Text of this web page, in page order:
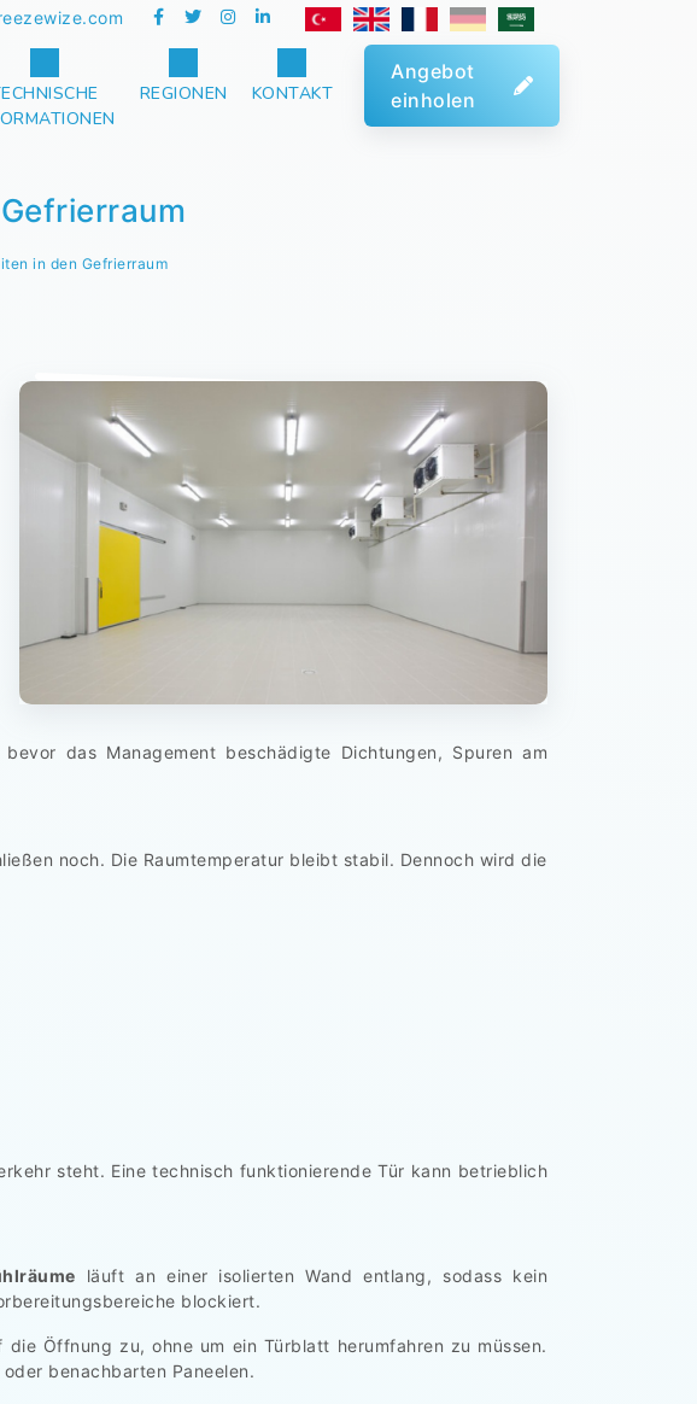
REGIONEN KONTAKT
Angebot
einholen
in den Gefrierraum
das Management beschädigte Dichtungen, Spuren am
noch. Die Raumtemperatur bleibt stabil. Dennoch wird die
steht. Eine technisch funktionierende Tür kann betrieblich
läuft an einer isolierten Wand entlang, sodass kein
blockiert.
Öffnung zu, ohne um ein Türblatt herumfahren zu müssen.
benachbarten Paneelen.